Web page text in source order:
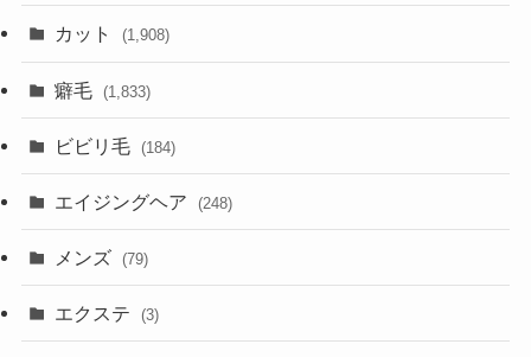
カット (1,908)
癖毛 (1,833)
ビビリ毛 (184)
エイジングヘア (248)
メンズ (79)
エクステ (3)